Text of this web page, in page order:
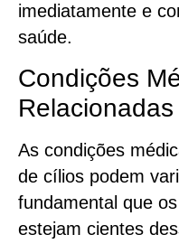
imediatamente e
saúde.
Condições
Relacionadas
As condições
de cílios podem
fundamental que
estejam cientes